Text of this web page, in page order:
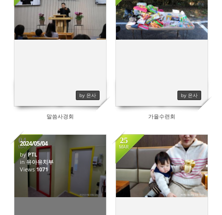
by 은사
375
말씀사경회
by 은사
318
가을수련회
04
MAY
2024/05/04
byPTL
in 유아유치부
Views 1071
25
MAR
1719